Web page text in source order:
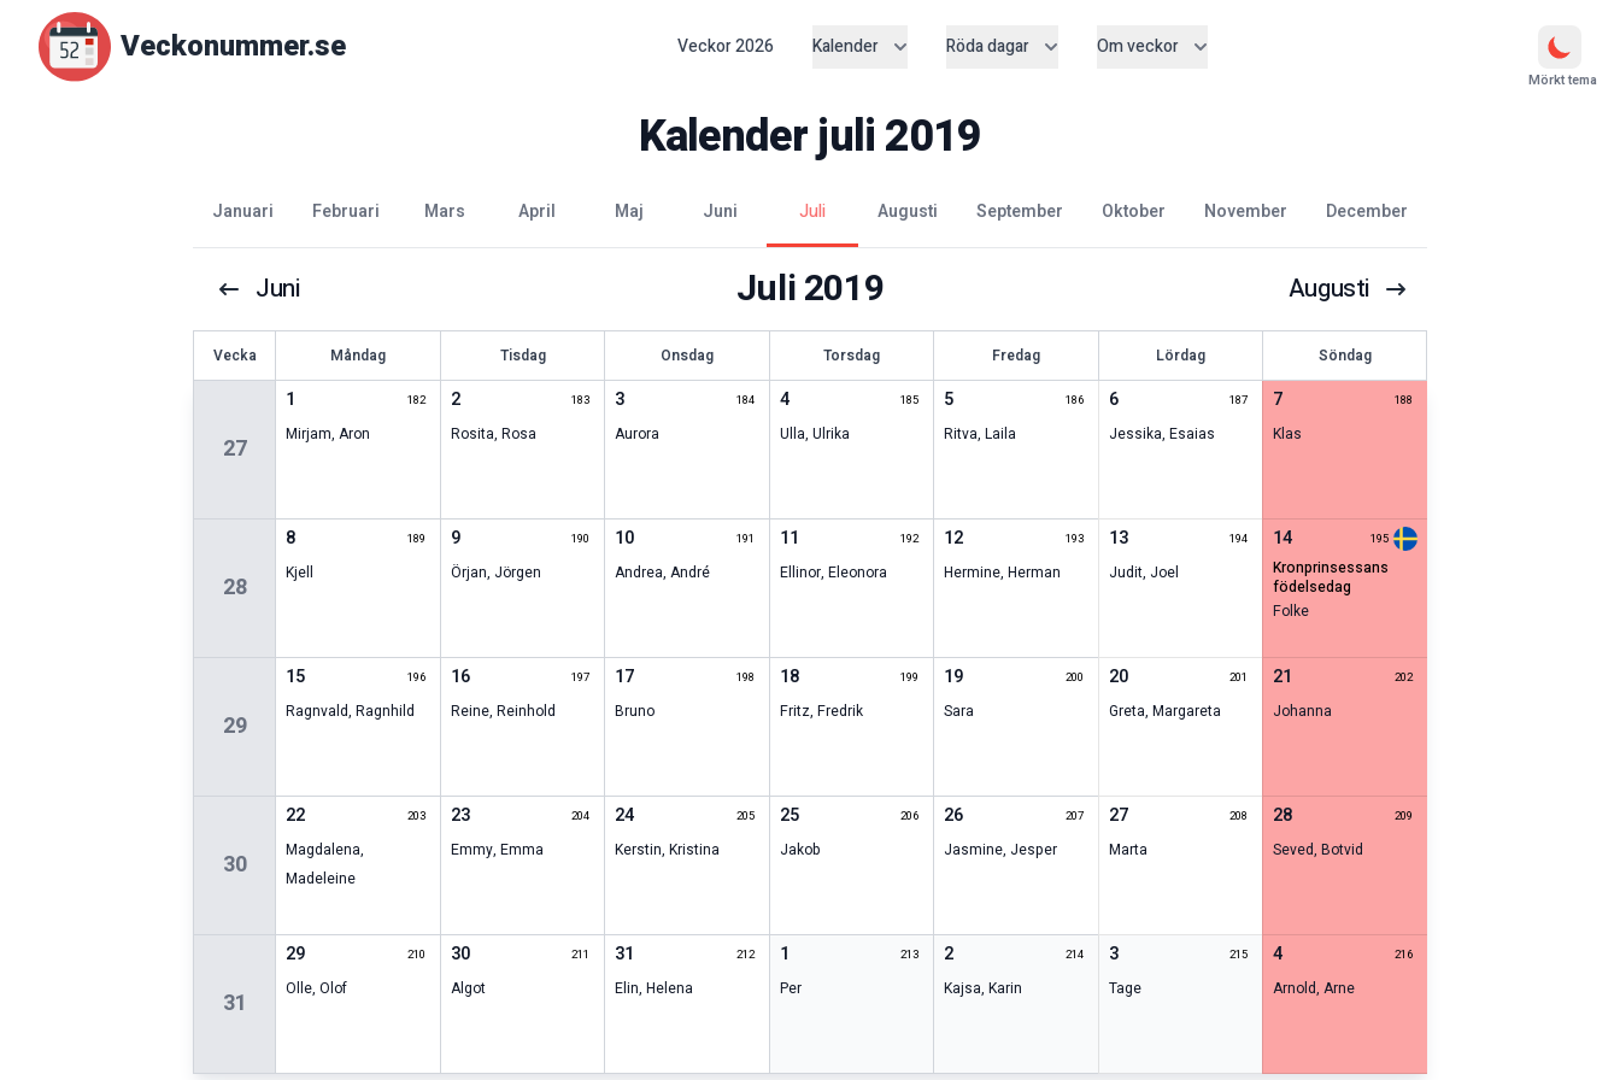
Veckonummer.se Veckor2026 Kalender Röda dagar Om veckor
Mörkt tema
Kalenderjuli2019
januari februari mars april maj juni juli augusti september oktober november december
Juni Juli2019 Augusti
Vecka Måndag Tisdag Onsdag Torsdag Fredag Lördag Söndag
27
1 182
Mirjam,Aron
2 183
Rosita, Rosa
3 184
Aurora
4 185
Ulla, Ulrika
5 186
Ritva,Laila
6 187
Jessika, Esaias
7 188
Klas
28
8 189
Kjell
9 190
Örjan, Jörgen
10 191
Andrea,André
11 192
Ellinor, Eleonora
12 193
Hermine,Herman
13 194
Judit, Joel
14 195
kronprinsessans
födelsedag
Folke
29
15 196
Ragnvald,Ragnhild
16 197
Reine, Reinhold
17 198
Bruno
18 199
Fritz, Fredrik
19 200
Sara
20 201
Greta, Margareta
21 202
Johanna
30
22 203
Magdalena,
Madeleine
23 204
Emmy, Emma
24 205
Kerstin,Kristina
25 206
Jakob
26 207
Jasmine, Jesper
27 208
Marta
28 209
Seved,Botvid
31
29 210
Olle,Olof
30 211
Algot
31 212
Elin,Helena
1 213
Per
2 214
Kajsa,Karin
3 215
Tage
4 216
Arnold,Arne